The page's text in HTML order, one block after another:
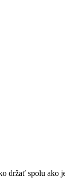
držať spolu ako